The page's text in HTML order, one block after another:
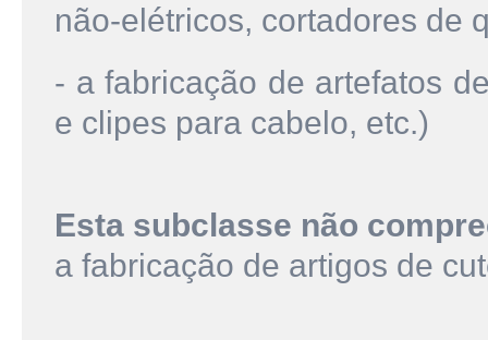
não-elétricos, cortadores de
- a fabricação de artefatos
e clipes para cabelo, etc.)
Esta subclasse não
a fabricação de artigos de